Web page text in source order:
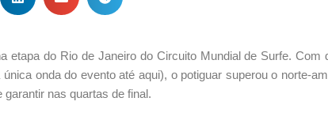
etapa do Rio de Janeiro do Circuito Mundial de Surfe. Com
onda do evento até aqui), o potiguar superou o norte-
nas quartas de final.